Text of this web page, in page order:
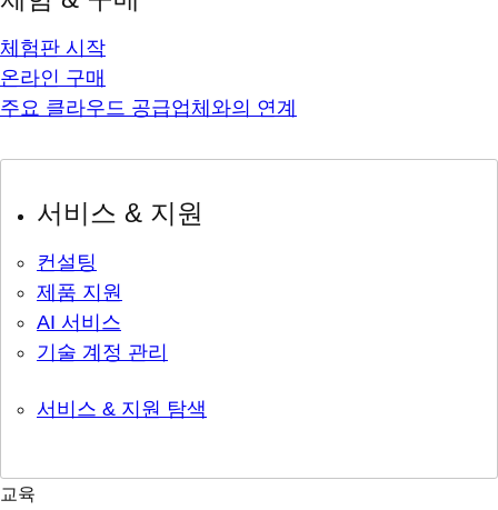
체험판 시작
온라인 구매
주요 클라우드 공급업체와의 연계
서비스 & 지원
컨설팅
제품 지원
AI 서비스
기술 계정 관리
서비스 & 지원 탐색
교육